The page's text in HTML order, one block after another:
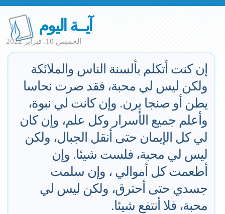
آيــة اليوم
الخميس 10. فبراير 2022
إن كنت أتكلم بألسنة الناس والملائكة
ولكن ليس لي محبة، فقد صرت نحاسا
يطن أو صنجا يرن. وإن كانت لي نبوة،
وأعلم جميع الأسرار وكل علم، وإن كان
لي كل الإيمان حتى أنقل الجبال، ولكن
ليس لي محبة، فلست شيئا. وإن
أطعمت كل أموالي ، وإن سلمت
جسدي حتى أحترق، ولكن ليس لي
محبة، فلا أنتفع شيئا.